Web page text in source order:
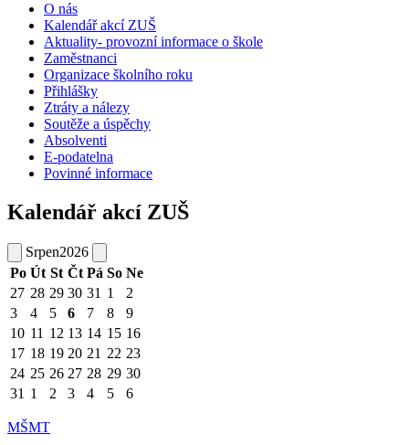
O nás
Kalendář akcí ZUŠ
Aktuality- provozní informace o škole
Zaměstnanci
Organizace školního roku
Přihlášky
Ztráty a nálezy
Soutěže a úspěchy
Absolventi
E-podatelna
Povinné informace
Kalendář akcí ZUŠ
Srpen2026
Po Út St Čt Pá So Ne
27 28 29 30 31 1
2
3
4 5 6 7 8
9
10 11 12 13 14 15 16
17 18 19 20 21 22 23
24 25 26 27 28 29 30
31 1 2 3 4 5 6
MŠMT